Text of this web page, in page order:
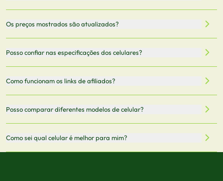
armazenamento, memória RAM, bateria e conectividade
5G.
Os preços mostrados são atualizados?
vendedor antes de finalizar sua compra.
Posso confiar nas especificações dos celulares?
informações mais recentes de cada modelo.
Como funcionam os links de afiliados?
comissão sem custo adicional para você.
Posso comparar diferentes modelos de celular?
Sim! Você pode selecionar até 3 celulares para comparar
Como sei qual celular é melhor para mim?